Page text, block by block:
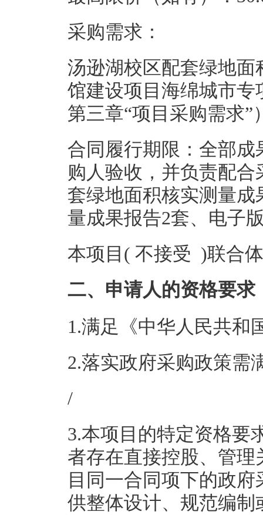
采购需求：
汤逊湖校区配套绿地
馆建设项目海绵城市
第三章“项目采购需求”
合同履行期限：全部成
购人验收，并负责配
套绿地面积核实测量
量成果报告2套、电子
本项目( 不接受 )联合
二、申请人的资格要求
1.满足《中华人民共和
2.落实政府采购政策需
/
3.本项目的特定资格要
者存在直接控股、管
目同一合同项下的政
供整体设计、规范编